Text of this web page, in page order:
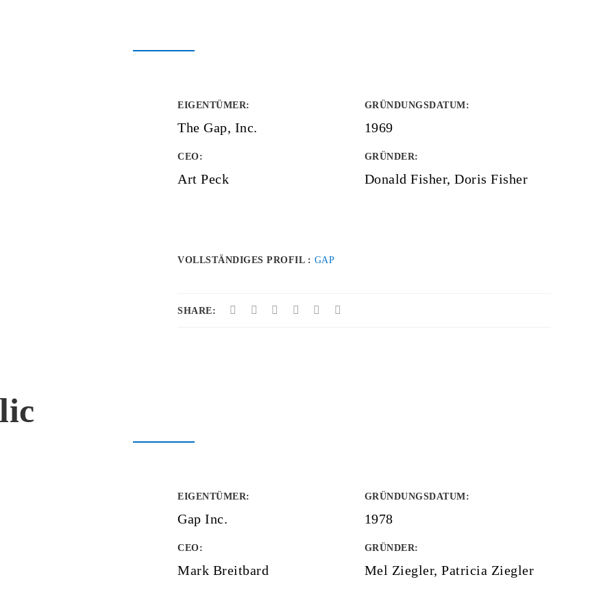
EIGENTÜMER:
The Gap, Inc.
GRÜNDUNGSDATUM:
1969
CEO:
Art Peck
GRÜNDER:
Donald Fisher, Doris Fisher
VOLLSTÄNDIGES PROFIL : GAP
SHARE:
EIGENTÜMER:
Gap Inc.
GRÜNDUNGSDATUM:
1978
CEO:
Mark Breitbard
GRÜNDER:
Mel Ziegler, Patricia Ziegler